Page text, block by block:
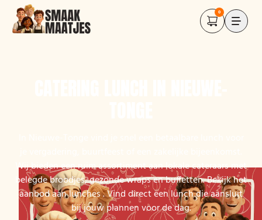
0
Wij bieden een ruim assortiment aan lokale cateraars met
belegde broodjes, gezonde wraps en buffetten. Bekijk het
aanbod aan lunches . Vind direct een lunch die aansluit
bij jouw plannen voor de dag.